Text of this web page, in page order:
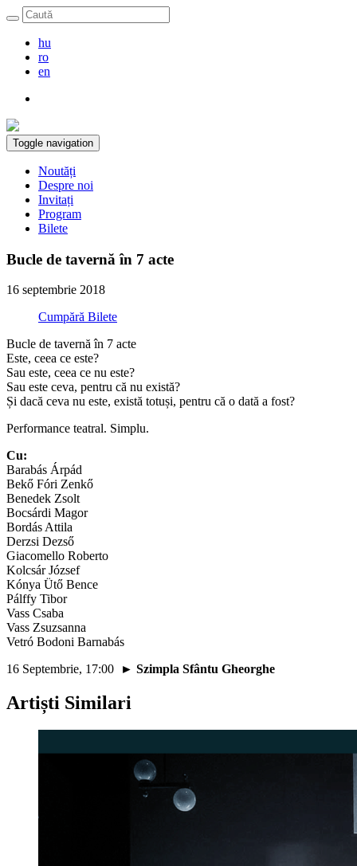
hu
ro
en
Toggle navigation
Noutăți
Despre noi
Invitați
Program
Bilete
Bucle de tavernă în 7 acte
16 septembrie 2018
Cumpără Bilete
Bucle de tavernă în 7 acte
Este, ceea ce este?
Sau este, ceea ce nu este?
Sau este ceva, pentru că nu există?
Și dacă ceva nu este, există totuși, pentru că o dată a fost?
Performance teatral. Simplu.
Cu:
Barabás Árpád
Bekő Fóri Zenkő
Benedek Zsolt
Bocsárdi Magor
Bordás Attila
Derzsi Dezső
Giacomello Roberto
Kolcsár József
Kónya Ütő Bence
Pálffy Tibor
Vass Csaba
Vass Zsuzsanna
Vetró Bodoni Barnabás
16 Septembrie, 17:00
► Szimpla Sfântu Gheorghe
Artiști Similari